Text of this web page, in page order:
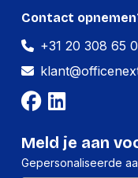
Contact
+31 20 308 65
Meld je aan
Gepersonaliseerde